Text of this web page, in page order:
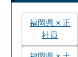
福岡県 × 正
社員